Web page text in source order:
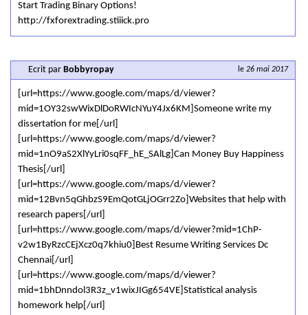
Start Trading Binary Options!
http://fxforextrading.stiiick.pro
le 26 mai 2017
Ecrit par Bobbyropay
[url=https://www.google.com/maps/d/viewer?
mid=1OY32swWixDlDoRWIcNYuY4Jx6KM]Someone write my
dissertation for me[/url]
[url=https://www.google.com/maps/d/viewer?
mid=1nO9aS2XlYyLri0sqFF_hE_SAlLg]Can Money Buy Happiness
Thesis[/url]
[url=https://www.google.com/maps/d/viewer?
mid=12Bvn5qGhbzS9EmQotGLjOGrr2Zo]Websites that help with
research papers[/url]
[url=https://www.google.com/maps/d/viewer?mid=1ChP-
v2w1ByRzcCEjXcz0q7khiu0]Best Resume Writing Services Dc
Chennai[/url]
[url=https://www.google.com/maps/d/viewer?
mid=1bhDnndol3R3z_v1wixJIGg654VE]Statistical analysis
homework help[/url]